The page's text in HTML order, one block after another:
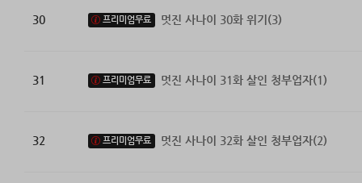
30 프리미엄무료 멋진 사나이 30화 위기(3)
31 프리미엄무료 멋진 사나이 31화 살인 청부업자(1)
32 프리미엄무료 멋진 사나이 32화 살인 청부업자(2)